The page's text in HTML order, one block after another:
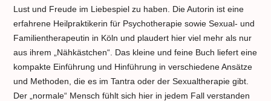
Lust und Freude im Liebespiel zu haben. Die Autorin ist eine
erfahrene Heilpraktikerin für Psychotherapie sowie Sexual- und
Familientherapeutin in Köln und plaudert hier viel mehr als nur
aus ihrem „Nähkästchen“. Das kleine und feine Buch liefert eine
kompakte Einführung und Hinführung in verschiedene Ansätze
und Methoden, die es im Tantra oder der Sexualtherapie gibt.
Der „normale“ Mensch fühlt sich hier in jedem Fall verstanden